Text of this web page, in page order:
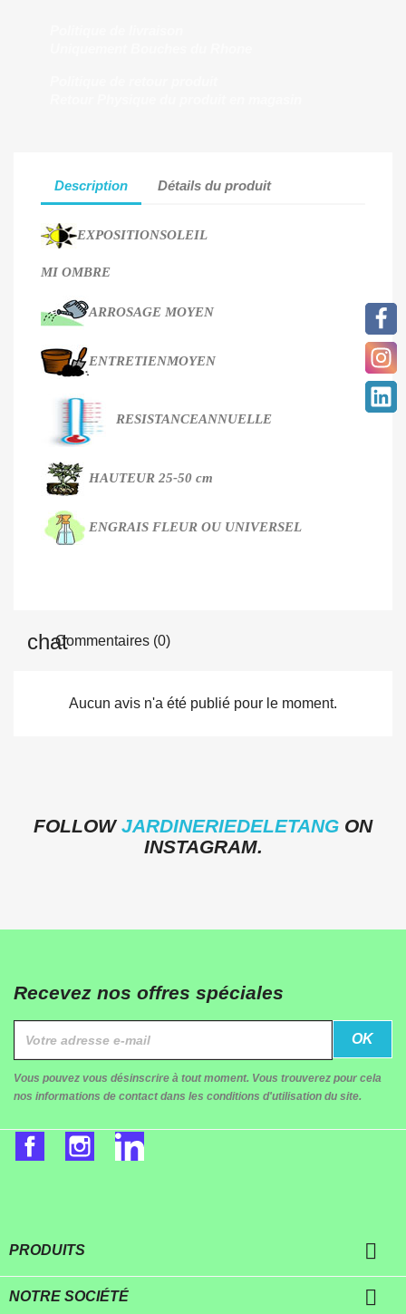
Description Détails du produit
EXPOSITIONSOLEIL
MI OMBRE
ARROSAGE MOYEN
ENTRETIENMOYEN
RESISTANCEANNUELLE
HAUTEUR 25-50 cm
ENGRAIS FLEUR OU UNIVERSEL
Commentaires (0)
Aucun avis n'a été publié pour le moment.
FOLLOW JARDINERIEDELETANG ON
INSTAGRAM.
Recevez nos offres spéciales
Vous pouvez vous désinscrire à tout moment. Vous trouverez pour cela
nos informations de contact dans les conditions d'utilisation du site.
FacebookInstagram
PRODUITS 
NOTRE SOCIÉTÉ 